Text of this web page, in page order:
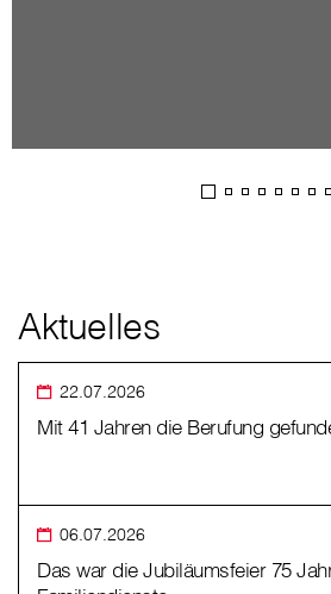
Aktuelles
22.07.2026
Mit 41 Jahren die Berufung
06.07.2026
Das war die Jubiläumsfeier 75